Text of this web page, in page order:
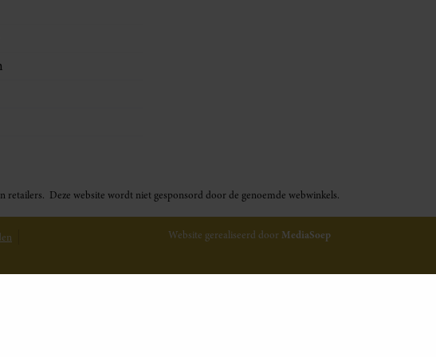
Deze website wordt niet gesponsord door de genoemde webwinkels.
Website gerealiseerd door MediaSoep